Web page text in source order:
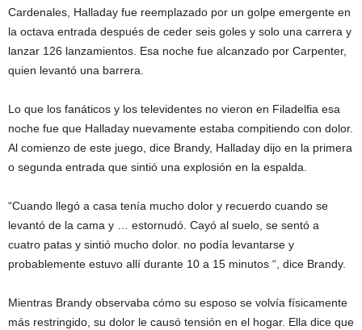
Cardenales, Halladay fue reemplazado por un golpe emergente en
la octava entrada después de ceder seis goles y solo una carrera y
lanzar 126 lanzamientos. Esa noche fue alcanzado por Carpenter,
quien levantó una barrera.
Lo que los fanáticos y los televidentes no vieron en Filadelfia esa
noche fue que Halladay nuevamente estaba compitiendo con dolor.
Al comienzo de este juego, dice Brandy, Halladay dijo en la primera
o segunda entrada que sintió una explosión en la espalda.
“Cuando llegó a casa tenía mucho dolor y recuerdo cuando se
levantó de la cama y … estornudó. Cayó al suelo, se sentó a
cuatro patas y sintió mucho dolor. no podía levantarse y
probablemente estuvo allí durante 10 a 15 minutos “, dice Brandy.
Mientras Brandy observaba cómo su esposo se volvía físicamente
más restringido, su dolor le causó tensión en el hogar. Ella dice que